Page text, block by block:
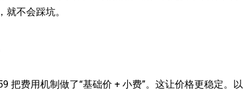
不会踩坑。
把费用机制做了“基础价 + 小费”。这让价格更稳定。以